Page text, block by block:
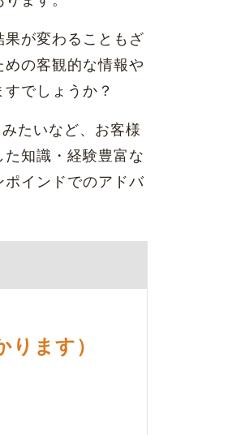
が変わることもざ
の客観的な情報や
でしょうか？
たいなど、お客様
知識・経験豊富な
ポインドでのアドバ
ります）